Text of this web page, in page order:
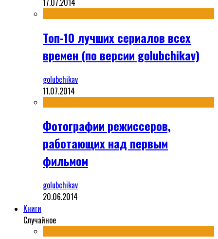
Топ-10 лучших сериалов всех
времен (по версии golubchikav)
golubchikav
11.07.2014
Фотографии режиссеров,
работающих над первым
фильмом
golubchikav
20.06.2014
Книги
Случайное